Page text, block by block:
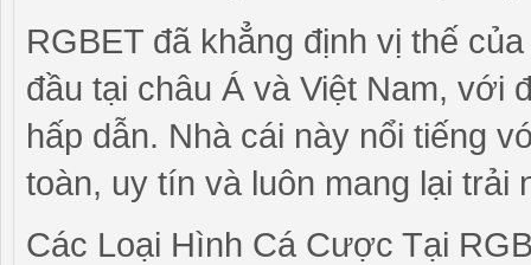
RGBET đã khẳng định vị thế
đầu tại châu Á và Việt Nam, với
hấp dẫn. Nhà cái này nổi tiếng
toàn, uy tín và luôn mang lại
Các Loại Hình Cá Cược Tại